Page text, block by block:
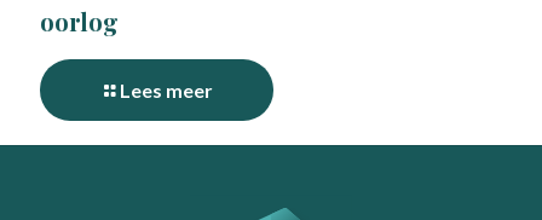
oorlog
Lees meer